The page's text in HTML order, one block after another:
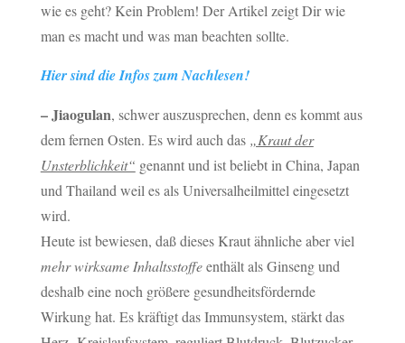
wie es geht? Kein Problem! Der Artikel zeigt Dir wie
man es macht und was man beachten sollte.
Hier sind die Infos zum Nachlesen!
– Jiaogulan, schwer auszusprechen, denn es kommt aus
dem fernen Osten. Es wird auch das „Kraut der
Unsterblichkeit“ genannt und ist beliebt in China, Japan
und Thailand weil es als Universalheilmittel eingesetzt
wird.
Heute ist bewiesen, daß dieses Kraut ähnliche aber viel
mehr wirksame Inhaltsstoffeenthält als Ginseng und
deshalb eine noch größere gesundheitsfördernde
Wirkung hat. Es kräftigt das Immunsystem, stärkt das